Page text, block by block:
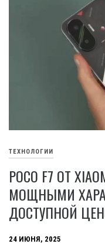
ТЕХНОЛОГИИ
POCO F7 ОТ
МОЩНЫМИ
ДОСТУПНОЙ
24 ИЮНЯ, 2025